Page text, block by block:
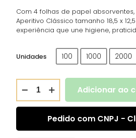
Com 4 folhas de papel
Aperitivo Clássico tamanho 18,5 x
experiência que une higiene,
Unidades 100 1000 2000
Adicionar ao
Pedido com CNPJ -